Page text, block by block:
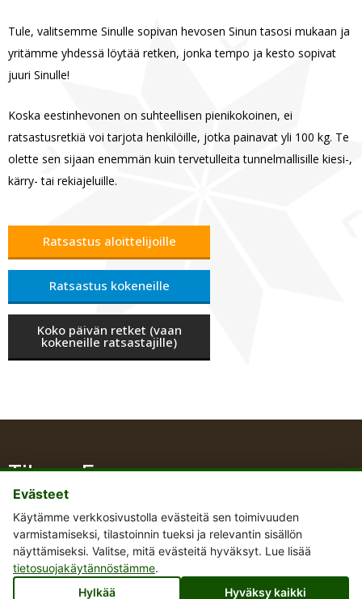
Tule, valitsemme Sinulle sopivan hevosen Sinun tasosi mukaan ja
yritämme yhdessä löytää retken, jonka tempo ja kesto sopivat
juuri Sinulle!
Koska eestinhevonen on suhteellisen pienikokoinen, ei
ratsastusretkiä voi tarjota henkilöille, jotka painavat yli 100 kg. Te
olette sen sijaan enemmän kuin tervetulleita tunnelmallisille kiesi-,
kärry- tai rekiajeluille.
Ratsastus aloittelijoille
Ratsastus kokeneille
Koko päivän retket (vaan
kokeneille ratsastajille)
Tihuse Farm
+372 51 48 667
tihusetalu@gmail.com
Evästeet
Käytämme verkkosivustolla evästeitä sen toimivuuden
varmistamiseksi, tilastoinnin tueksi ja relevantin sisällön
näyttämiseksi. Valitse, mitä evästeitä hyväksyt. Lue lisää
tietosuojakäytännöstämme.
Hylkää
Hyväksy kaikki